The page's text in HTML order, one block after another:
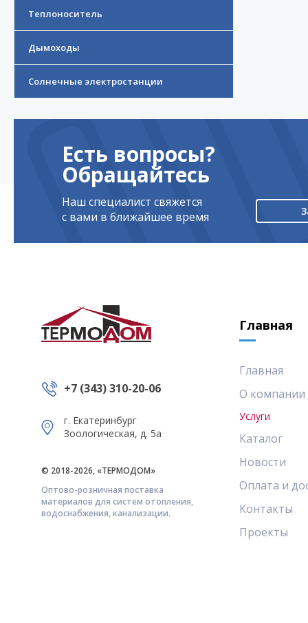
Теплоноситель
Дымоходы
Солнечные электростанции
Есть вопросы?
Обращайтесь
Наш специалист свяжется
с вами в ближайшее время
Главная
+7 (343) 310-20-06
г. Екатеринбург
Зоологическая, д. 5а
© 2018-2026, «ТЕРМОДОМ»
Оптово-розничная поставка
материалов для систем отопления,
водоснабжения, канализации.
Главная
О компании
Услуги
Каталог
Новости
Оплата и
Контакты
Проекты